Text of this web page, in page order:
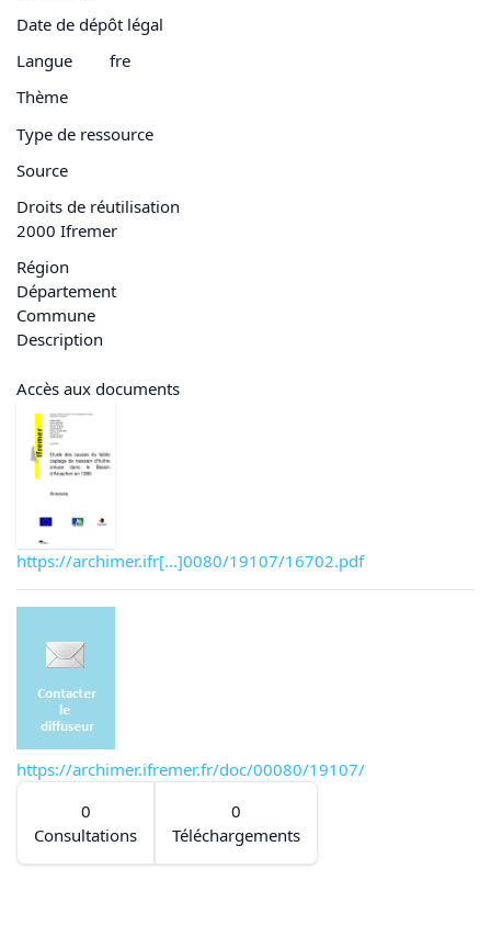
Date de dépôt légal
Langue
fre
Thème
Type de ressource
Source
Droits de réutilisation
2000 Ifremer
Région
Département
Commune
Description
Accès aux documents
https://archimer.ifr[...]0080/19107/16702.pdf
https://archimer.ifremer.fr/doc/00080/19107/
0
Consultations
0
Téléchargements